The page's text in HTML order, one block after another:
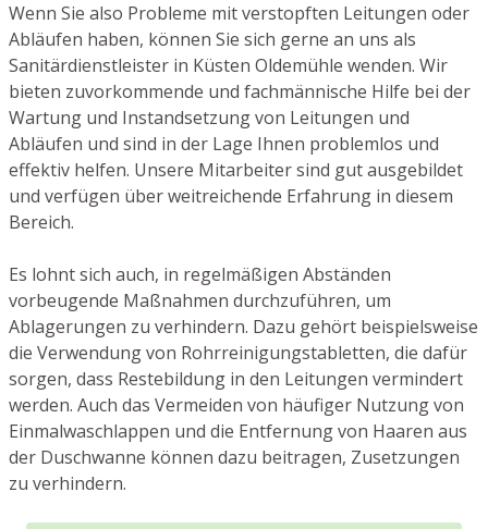
Wenn Sie also Probleme mit verstopften Leitungen oder
Abläufen haben, können Sie sich gerne an uns als
Sanitärdienstleister in Küsten Oldemühle wenden. Wir
bieten zuvorkommende und fachmännische Hilfe bei der
Wartung und Instandsetzung von Leitungen und
Abläufen und sind in der Lage Ihnen problemlos und
effektiv helfen. Unsere Mitarbeiter sind gut ausgebildet
und verfügen über weitreichende Erfahrung in diesem
Bereich.
Es lohnt sich auch, in regelmäßigen Abständen
vorbeugende Maßnahmen durchzuführen, um
Ablagerungen zu verhindern. Dazu gehört beispielsweise
die Verwendung von Rohrreinigungstabletten, die dafür
sorgen, dass Restebildung in den Leitungen vermindert
werden. Auch das Vermeiden von häufiger Nutzung von
Einmalwaschlappen und die Entfernung von Haaren aus
der Duschwanne können dazu beitragen, Zusetzungen
zu verhindern.